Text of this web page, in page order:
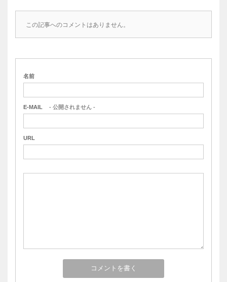
この記事へのコメントはありません。
名前
E-MAIL - 公開されません -
URL